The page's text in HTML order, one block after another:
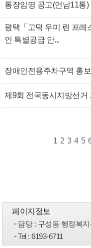
통장임명 공고(언남11통)
평택「고덕 우미 린 프레
인 특별공급 안...
장애인전용주차구역 홍보
제9회 전국동시지방선거
1 2 3 4 5
페이지정보
담당: 구성동 행정복
Tel: 6193-6711